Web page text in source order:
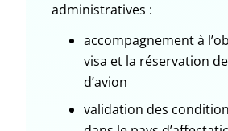
administratives :
accompagnement à
visa et la réservation
d’avion
validation des